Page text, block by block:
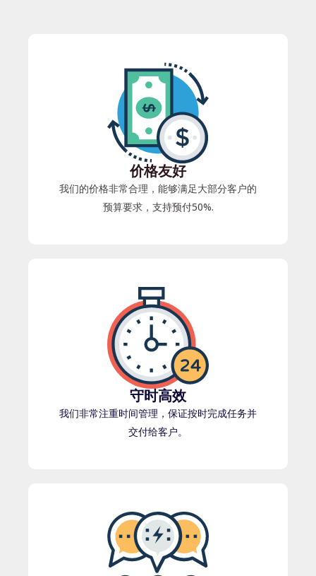
价格友好
我们的价格非常合理，能够满足大部分客户的
预算要求，支持预付50%.
守时高效
我们非常注重时间管理，保证按时完成任务并
交付给客户。